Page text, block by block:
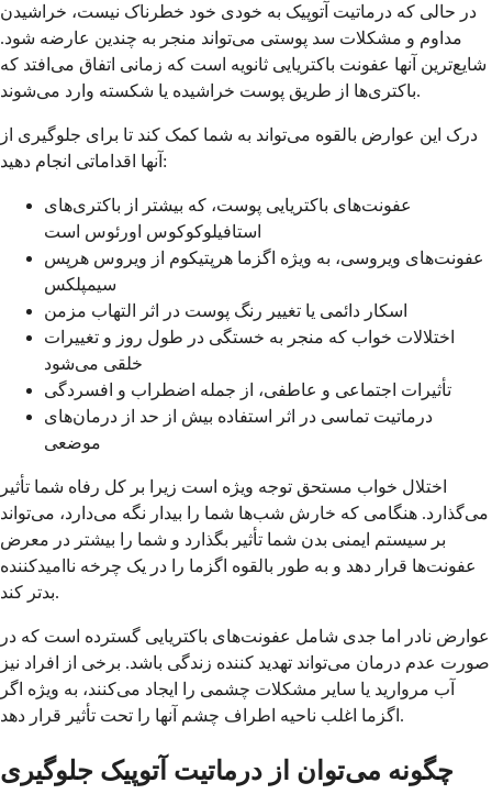
در حالی که درماتیت آتوپیک به خودی خود خطرناک نیست، خراشیدن
مداوم و مشکلات سد پوستی می‌تواند منجر به چندین عارضه شود.
شایع‌ترین آنها عفونت باکتریایی ثانویه است که زمانی اتفاق می‌افتد که
باکتری‌ها از طریق پوست خراشیده یا شکسته وارد می‌شوند.
درک این عوارض بالقوه می‌تواند به شما کمک کند تا برای جلوگیری از
آنها اقداماتی انجام دهید:
عفونت‌های باکتریایی پوست، که بیشتر از باکتری‌های
استافیلوکوکوس اورئوس است
عفونت‌های ویروسی، به ویژه اگزما هرپتیکوم از ویروس هرپس
سیمپلکس
اسکار دائمی یا تغییر رنگ پوست در اثر التهاب مزمن
اختلالات خواب که منجر به خستگی در طول روز و تغییرات
خلقی می‌شود
تأثیرات اجتماعی و عاطفی، از جمله اضطراب و افسردگی
درماتیت تماسی در اثر استفاده بیش از حد از درمان‌های
موضعی
اختلال خواب مستحق توجه ویژه است زیرا بر کل رفاه شما تأثیر
می‌گذارد. هنگامی که خارش شب‌ها شما را بیدار نگه می‌دارد، می‌تواند
بر سیستم ایمنی بدن شما تأثیر بگذارد و شما را بیشتر در معرض
عفونت‌ها قرار دهد و به طور بالقوه اگزما را در یک چرخه ناامیدکننده
بدتر کند.
عوارض نادر اما جدی شامل عفونت‌های باکتریایی گسترده است که در
صورت عدم درمان می‌تواند تهدید کننده زندگی باشد. برخی از افراد نیز
آب مروارید یا سایر مشکلات چشمی را ایجاد می‌کنند، به ویژه اگر
اگزما اغلب ناحیه اطراف چشم آنها را تحت تأثیر قرار دهد.
چگونه می‌توان از درماتیت آتوپیک جلوگیری